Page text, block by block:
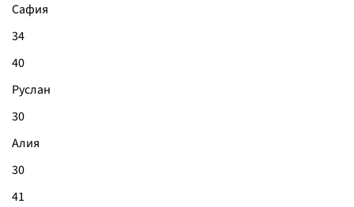
Сафия
34
40
Руслан
30
Алия
30
41